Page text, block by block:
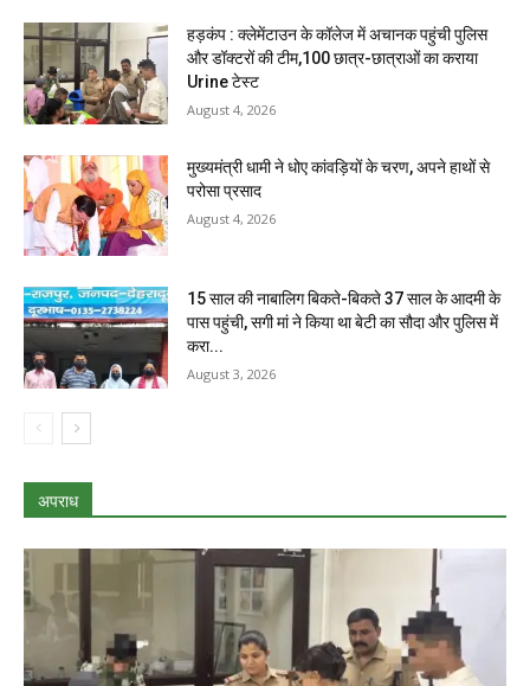
हड़कंप : क्लेमेंटाउन के कॉलेज में अचानक पहुंची पुलिस
और डॉक्टरों की टीम,100 छात्र-छात्राओं का कराया
Urine टेस्ट
August 4, 2026
मुख्यमंत्री धामी ने धोए कांवड़ियों के चरण, अपने हाथों से
परोसा प्रसाद
August 4, 2026
15 साल की नाबालिग बिकते-बिकते 37 साल के आदमी के
पास पहुंची, सगी मां ने किया था बेटी का सौदा और पुलिस में
करा...
August 3, 2026
अपराध